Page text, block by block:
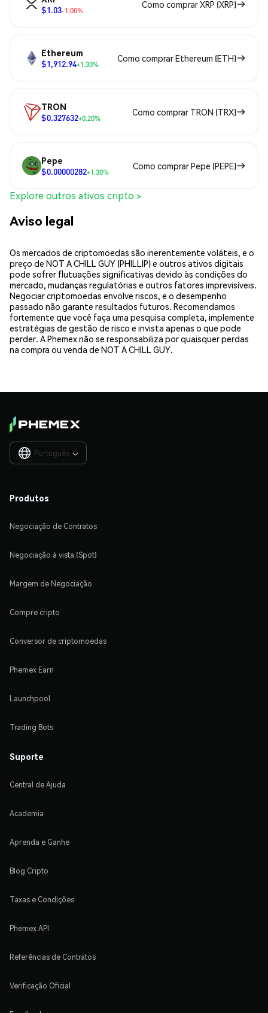
$1.03-1.00%
Como comprar XRP (XRP)
Ethereum
$1,912.94+1.30%
Como comprar Ethereum (ETH)
TRON
$0.327632+0.20%
Como comprar TRON (TRX)
Pepe
$0.00000282+1.30%
Como comprar Pepe (PEPE)
Explore outros ativos cripto >
Aviso legal
Os mercados de criptomoedas são inerentemente voláteis, e o
preço de NOT A CHILL GUY (PHILLIP) e outros ativos digitais
pode sofrer flutuações significativas devido às condições do
mercado, mudanças regulatórias e outros fatores imprevisíveis.
Negociar criptomoedas envolve riscos, e o desempenho
passado não garante resultados futuros. Recomendamos
fortemente que você faça uma pesquisa completa, implemente
estratégias de gestão de risco e invista apenas o que pode
perder. A Phemex não se responsabiliza por quaisquer perdas
na compra ou venda de NOT A CHILL GUY.
Português 
Produtos
Negociação de Contratos
Negociação à vista (Spot)
Margem de Negociação
Compre cripto
Conversor de criptomoedas
Phemex Earn
Launchpool
Trading Bots
Suporte
Central de Ajuda
Academia
Aprenda e Ganhe
Blog Cripto
Taxas e Condições
Phemex API
Referências de Contratos
Verificação Oficial